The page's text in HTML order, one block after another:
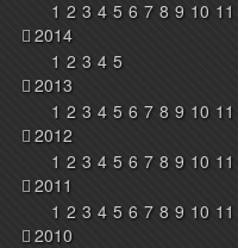
1 2 3 4 5 6 7 8 9 10 11
2014
1 2 3 4 5
2013
1 2 3 4 5 6 7 8 9 10 11
2012
1 2 3 4 5 6 7 8 9 10 11
2011
1 2 3 4 5 6 7 8 9 10 11
2010